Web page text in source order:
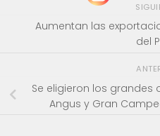
Aumentan las
del
Se eligieron los
Angus y Gran